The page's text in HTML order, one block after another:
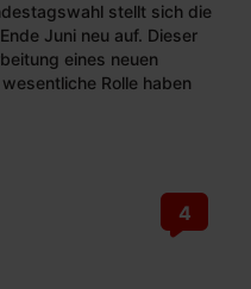
stellt sich die
Juni neu auf. Dieser
eines neuen
Rolle haben
4